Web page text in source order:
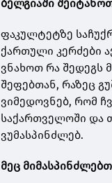
ბელგიაში
ფაკულტეტზე
ქართული კერძები
ვნახოთ რა შედეგს
შეფებთან, რაზეც
ვიმედოვნებ, რომ
საქართველოში და
ვუმასპინძლებ.
მეც